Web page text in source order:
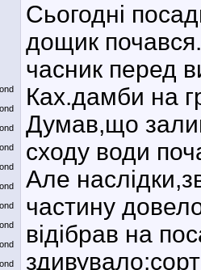
Сьогодні
дощик почався
часник перед
Ках.дамби на
Думав,що
сходу води
Але
частину
відібрав на